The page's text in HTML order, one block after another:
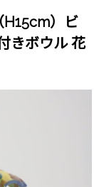
）ビ
きボウル 花